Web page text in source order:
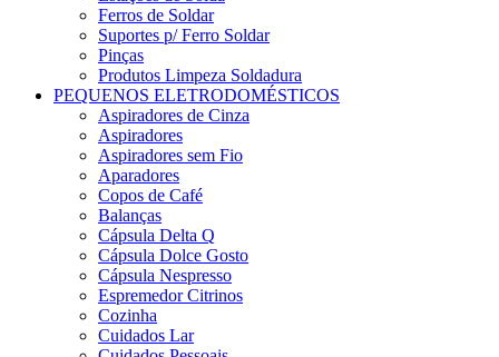
Ferros de Soldar
Suportes p/ Ferro Soldar
Pinças
Produtos Limpeza Soldadura
PEQUENOS ELETRODOMÉSTICOS
Aspiradores de Cinza
Aspiradores
Aspiradores sem Fio
Aparadores
Copos de Café
Balanças
Cápsula Delta Q
Cápsula Dolce Gosto
Cápsula Nespresso
Espremedor Citrinos
Cozinha
Cuidados Lar